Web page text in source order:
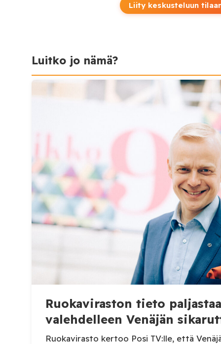
Liity keskusteluun
Luitko jo nämä?
Ruokaviraston tieto
valehdelleen Venäjän
Ruokavirasto kertoo Posi TV:lle, että